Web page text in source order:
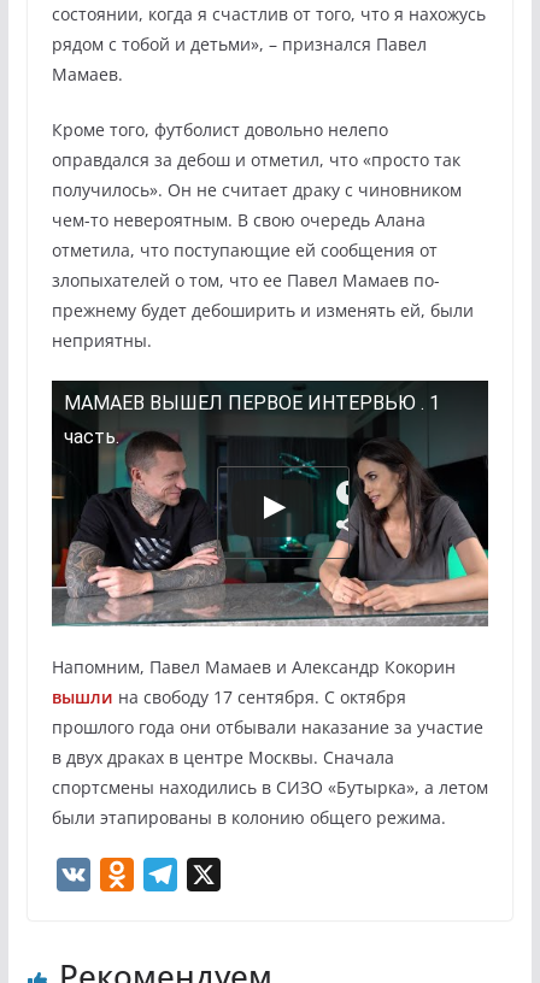
состоянии, когда я счастлив от того, что я нахожусь
рядом с тобой и детьми», – признался Павел
Мамаев.
Кроме того, футболист довольно нелепо
оправдался за дебош и отметил, что «просто так
получилось». Он не считает драку с чиновником
чем-то невероятным. В свою очередь Алана
отметила, что поступающие ей сообщения от
злопыхателей о том, что ее Павел Мамаев по-
прежнему будет дебоширить и изменять ей, были
неприятны.
МАМАЕВ ВЫШЕЛ ПЕРВОЕ ИНТЕРВЬЮ . 1
часть.
Напомним, Павел Мамаев и Александр Кокорин
вышли на свободу 17 сентября. С октября
прошлого года они отбывали наказание за участие
в двух драках в центре Москвы. Сначала
спортсмены находились в СИЗО «Бутырка», а летом
были этапированы в колонию общего режима.
o
e